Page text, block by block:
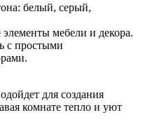
белый, серый,
мебели и декора.
с простыми
для создания
комнате тепло и уют